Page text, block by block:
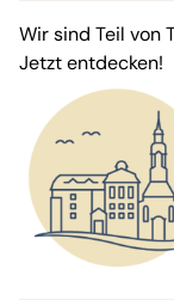
Wir sind Teil von
Jetzt entdecken!